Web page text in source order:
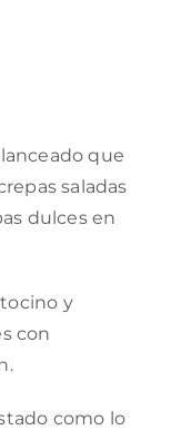
que
saladas
dulces en
y
con
como lo